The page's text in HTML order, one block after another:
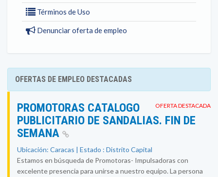
Términos de Uso
Denunciar oferta de empleo
OFERTAS DE EMPLEO DESTACADAS
OFERTA DESTACADA
PROMOTORAS CATALOGO
PUBLICITARIO DE SANDALIAS. FIN DE
SEMANA
Ubicación: Caracas | Estado : Distrito Capital
Estamos en búsqueda de Promotoras- Impulsadoras con
excelente presencia para unirse a nuestro equipo. La persona